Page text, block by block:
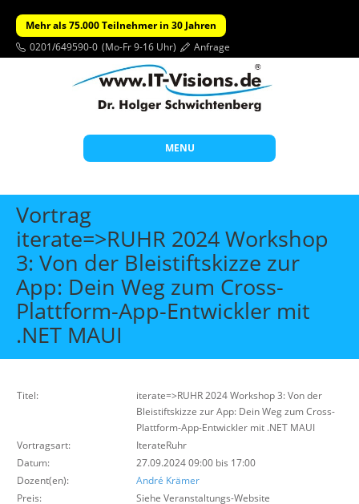
Mehr als 75.000 Teilnehmer in 30 Jahren
0201/649590-0 (Mo-Fr 9-16 Uhr) Anfrage
MENU
Start
Beratung
Individuelle Schulungen
Offene Seminare
Wissen
Vortrag
iterate=>RUHR 2024 Workshop
3: Von der Bleistiftskizze zur
App: Dein Weg zum Cross-
Plattform-App-Entwickler mit
.NET MAUI
Titel:
iterate=>RUHR 2024 Workshop 3: Von der
Bleistiftskizze zur App: Dein Weg zum Cross-
Plattform-App-Entwickler mit .NET MAUI
Vortragsart:
IterateRuhr
Datum:
27.09.2024 09:00 bis 17:00
Dozent(en):
André Krämer
Preis:
Siehe Veranstaltungs-Website